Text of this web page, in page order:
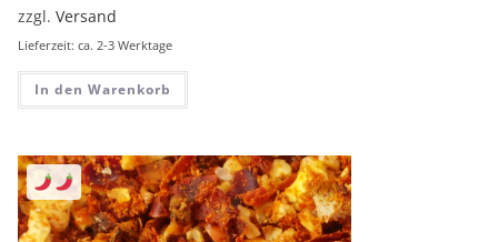
zzgl.Versand
Lieferzeit: ca. 2-3 Werktage
In den Warenkorb